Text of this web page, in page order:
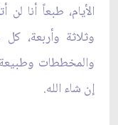
الأيام، طبعاً أنا
وثلاثة وأربعة،
والمخططات
إن شاء الله.